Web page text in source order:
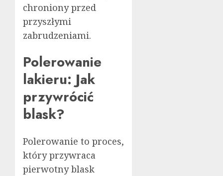
chroniony przed
przyszłymi
zabrudzeniami.
Polerowanie
lakieru: Jak
przywrócić
blask?
Polerowanie to proces,
który przywraca
pierwotny blask